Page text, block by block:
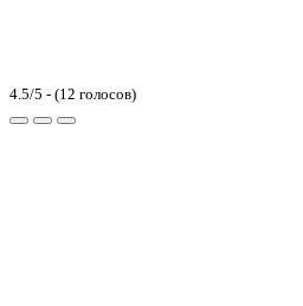
4.5/5 - (12 голосов)